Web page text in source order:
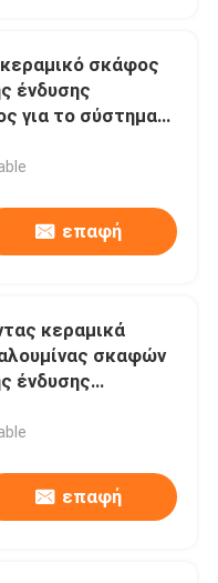
σκάφος
ένδυσης
για το σύστημα
επαφή
κεραμικά
σκαφών
ένδυσης
για το
επαφή